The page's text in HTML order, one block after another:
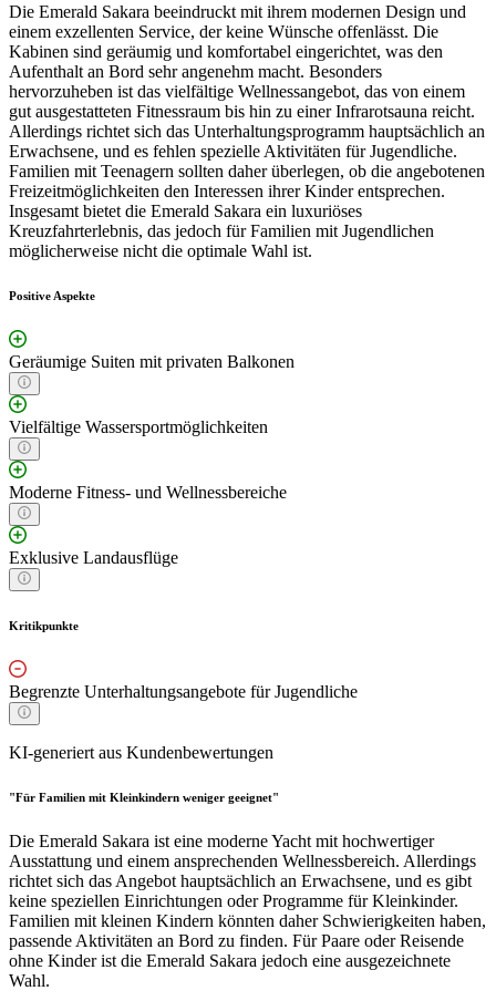
Die Emerald Sakara beeindruckt mit ihrem modernen Design und
einem exzellenten Service, der keine Wünsche offenlässt. Die
Kabinen sind geräumig und komfortabel eingerichtet, was den
Aufenthalt an Bord sehr angenehm macht. Besonders
hervorzuheben ist das vielfältige Wellnessangebot, das von einem
gut ausgestatteten Fitnessraum bis hin zu einer Infrarotsauna reicht.
Allerdings richtet sich das Unterhaltungsprogramm hauptsächlich an
Erwachsene, und es fehlen spezielle Aktivitäten für Jugendliche.
Familien mit Teenagern sollten daher überlegen, ob die angebotenen
Freizeitmöglichkeiten den Interessen ihrer Kinder entsprechen.
Insgesamt bietet die Emerald Sakara ein luxuriöses
Kreuzfahrterlebnis, das jedoch für Familien mit Jugendlichen
möglicherweise nicht die optimale Wahl ist.
Positive Aspekte
Geräumige Suiten mit privaten Balkonen
Vielfältige Wassersportmöglichkeiten
Moderne Fitness- und Wellnessbereiche
Exklusive Landausflüge
Kritikpunkte
Begrenzte Unterhaltungsangebote für Jugendliche
KI-generiert aus Kundenbewertungen
"Für Familien mit Kleinkindern weniger geeignet"
Die Emerald Sakara ist eine moderne Yacht mit hochwertiger
Ausstattung und einem ansprechenden Wellnessbereich. Allerdings
richtet sich das Angebot hauptsächlich an Erwachsene, und es gibt
keine speziellen Einrichtungen oder Programme für Kleinkinder.
Familien mit kleinen Kindern könnten daher Schwierigkeiten haben,
passende Aktivitäten an Bord zu finden. Für Paare oder Reisende
ohne Kinder ist die Emerald Sakara jedoch eine ausgezeichnete
Wahl.